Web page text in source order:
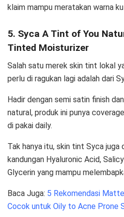
klaim mampu meratakan warna
5. Syca A Tint of You
Tinted Moisturizer
Salah satu merek skin tint lokal
perlu di ragukan lagi adalah dari
Hadir dengan semi satin finish
natural, produk ini punya
di pakai daily.
Tak hanya itu, skin tint Syca juga
kandungan Hyaluronic Acid,
Glycerin yang mampu
Baca Juga: 5 Rekomendasi
Cocok untuk Oily to Acne Prone